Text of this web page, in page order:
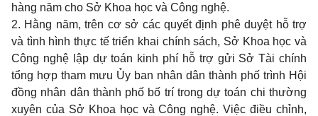
hàng năm cho Sở Khoa học và Công nghệ.
2. Hằng năm, trên cơ sở các quyết định phê duyệt hỗ trợ
và tình hình thực tế triển khai chính sách, Sở Khoa học và
Công nghệ lập dự toán kinh phí hỗ trợ gửi Sở Tài chính
tổng hợp tham mưu Ủy ban nhân dân thành phố trình Hội
đồng nhân dân thành phố bố trí trong dự toán chi thường
xuyên của Sở Khoa học và Công nghệ. Việc điều chỉnh,